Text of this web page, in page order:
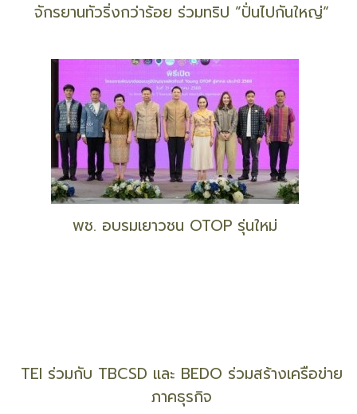
จักรยานทัวริ่งกว่าร้อย ร่วมทริป ”ปั่นไปกันใหญ่“
พช. อบรมเยาวชน OTOP รุ่นใหม่